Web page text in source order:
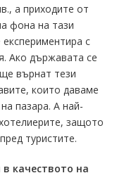
а приходите от
фона на тази
с
Ако държавата се
върнат тези
които даваме
пазара. А най-
защото
туристите.
качеството на